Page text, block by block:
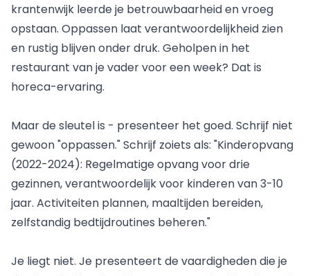
krantenwijk leerde je betrouwbaarheid en vroeg
opstaan. Oppassen laat verantwoordelijkheid zien
en rustig blijven onder druk. Geholpen in het
restaurant van je vader voor een week? Dat is
horeca-ervaring.
Maar de sleutel is - presenteer het goed. Schrijf niet
gewoon "oppassen." Schrijf zoiets als: "Kinderopvang
(2022-2024): Regelmatige opvang voor drie
gezinnen, verantwoordelijk voor kinderen van 3-10
jaar. Activiteiten plannen, maaltijden bereiden,
zelfstandig bedtijdroutines beheren."
Je liegt niet. Je presenteert de vaardigheden die je